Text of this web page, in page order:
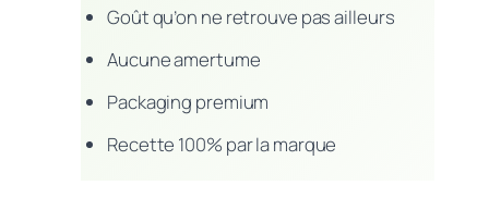
Goût qu’on ne retrouve pas ailleurs
Aucune amertume
Packaging premium
Recette 100% par la marque